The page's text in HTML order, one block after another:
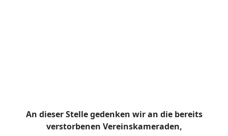
An dieser Stelle gedenken wir an die bereits
verstorbenen Vereinskameraden,